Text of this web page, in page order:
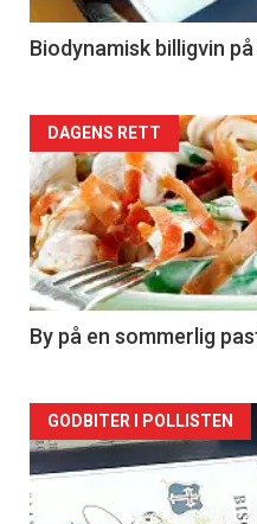
4
Biodynamisk billigvin
Forsiden
akkurat
nå
-
5
DAGENS RETT
By på en sommerlig
Forsiden
akkurat
GODBITER I POLLISTEN